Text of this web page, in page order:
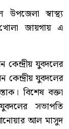
স্বাস্থ্য
খোলা জায়গায় এ
কেন্দ্রীয় যুবদলের
কেন্দ্রীয় যুবদলের
বিশেষ বক্তা
সভাপতি
আল মাসুদ